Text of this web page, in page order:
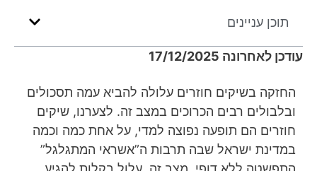
תוכן עניינים
עודכן לאחרונה 17/12/2025
החזקה בשיקים חוזרים עלולה להביא עמה תסכולים
ובלבולים רבים הכרוכים במצב זה. לצערנו, שיקים
חוזרים הם תופעה נפוצה למדי, על אחת כמה וכמה
במדינת ישראל שבה תרבות ה”אשראי המתגלגל”